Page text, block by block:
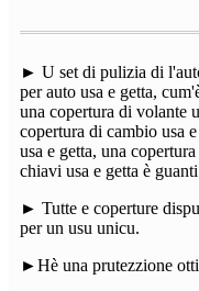
► U set di pulizia di
per auto usa e getta,
una copertura di volante
copertura di cambio usa
usa e getta, una
chiavi usa e getta è
► Tutte e coperture
per un usu unicu.
►Hè una prutezzione